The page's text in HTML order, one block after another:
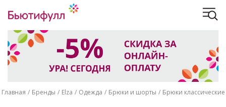
Главная Бренды Elza Одежда Брюки и шорты Брюки классические